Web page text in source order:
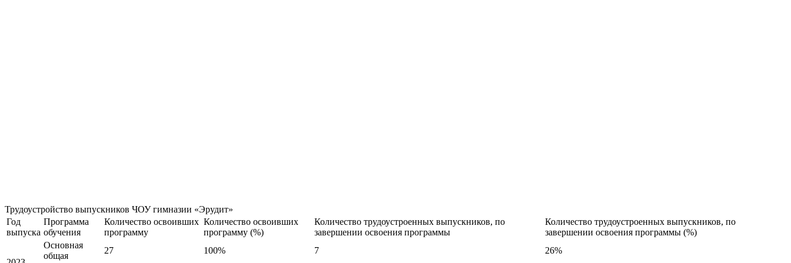
Трудоустройство выпускников ЧОУ гимназии «Эрудит»
Год
выпуска
Программа
обучения
Количество освоивших
программу
Количество освоивших
программу (%)
Количество трудоустроенных выпускников, по
завершении освоения программы
Количество трудоустроенных выпускников, по
завершении освоения программы (%)
Основная
общая
27 100% 7 26%